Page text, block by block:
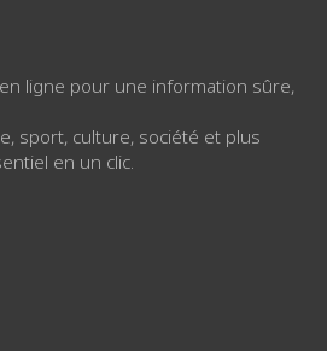
ligne pour une information sûre,
sport, culture, société et plus
en un clic.